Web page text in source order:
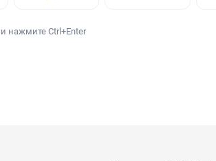
нажмите Ctrl+Enter